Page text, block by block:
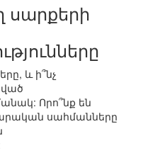
սարքերի
և ի՞նչ
Որո՞նք են
սահմանները